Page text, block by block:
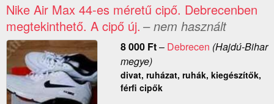
Nike Air Max 44-es méretű cipő. Debrecenben
megtekinthető. A cipő új. – nem használt
8 000 Ft– Debrecen (Hajdú-Bihar
megye)
divat, ruházat, ruhák, kiegészítők,
férfi cipők